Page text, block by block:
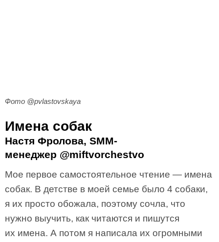
Фото @pvlastovskaya
Имена собак
Настя Фролова, SMM-
менеджер @miftvorchestvo
Мое первое самостоятельное чтение — имена
собак. В детстве в моей семье было 4 собаки,
я их просто обожала, поэтому сочла, что
нужно выучить, как читаются и пишутся
их имена. А потом я написала их огромными